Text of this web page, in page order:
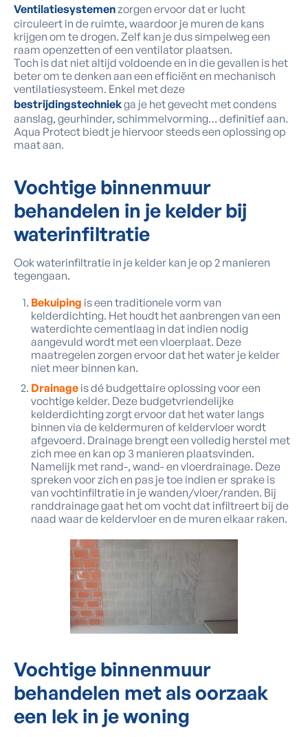
Ventilatiesystemenzorgen ervoor dat er lucht
circuleert in de ruimte, waardoor je muren de kans
krijgen om te drogen. Zelf kan je dus simpelweg een
raam openzetten of een ventilator plaatsen.
Toch is dat niet altijd voldoende en in die gevallen is het
beter om te denken aan een efficiënt en mechanisch
ventilatiesysteem. Enkel met deze
bestrijdingstechniekga je het gevecht met condens
aanslag, geurhinder, schimmelvorming… definitief aan.
Aqua Protect biedt je hiervoor steeds een oplossing op
maat aan.
Vochtige binnenmuur
behandelen in je kelder bij
waterinfiltratie
Ook waterinfiltratie in je kelder kan je op 2 manieren
tegengaan.
Bekuiping is een traditionele vorm van
kelderdichting. Het houdt het aanbrengen van een
waterdichte cementlaag in dat indien nodig
aangevuld wordt met een vloerplaat. Deze
maatregelen zorgen ervoor dat het water je kelder
niet meer binnen kan.
Drainage is dé budgettaire oplossing voor een
vochtige kelder. Deze budgetvriendelijke
kelderdichting zorgt ervoor dat het water langs
binnen via de keldermuren of keldervloer wordt
afgevoerd. Drainage brengt een volledig herstel met
zich mee en kan op 3 manieren plaatsvinden.
Namelijk met rand-, wand- en vloerdrainage. Deze
spreken voor zich en pas je toe indien er sprake is
van vochtinfiltratie in je wanden/vloer/randen. Bij
randdrainage gaat het om vocht dat infiltreert bij de
naad waar de keldervloer en de muren elkaar raken.
Vochtige binnenmuur
behandelen met als oorzaak
een lek in je woning